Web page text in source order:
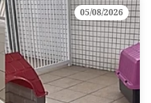
05/08/2026